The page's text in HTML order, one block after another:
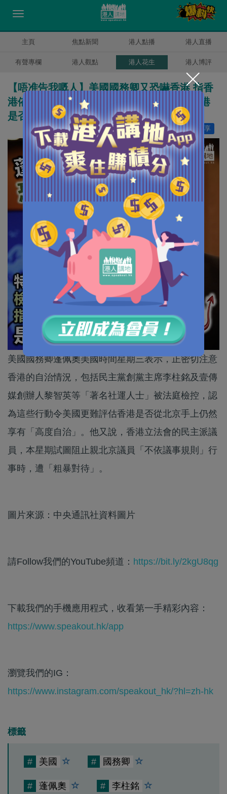
主頁 焦點新聞 港人點播 港人直播
有聲專欄 港人觀點 港人花生 港人博評
【唔准告我嘅人】美國國務卿又恐嚇香港 指香
港依法檢控黎智英等人、令美國更難評估香港
是否擁高度自治
分享
讚好 9
美國國務卿蓬佩奧美國時間星期三表示，正密切注意
香港的自治情況，包括民主黨創黨主席李柱銘及壹傳
媒創辦人黎智英等「著名社運人士」被法庭檢控，認
為這些行動令美國更難評估香港是否從北京手上仍然
享有「高度自治」。他又說，香港立法會的民主派議
員，本星期試圖阻止親北京議員「不依議事規則」行
事時，遭「粗暴對待」。
圖片來源：中央通訊社資料圖片
請Follow我們的YouTube頻道： https://bit.ly/2kgU8qg
下載我們的手機應用程式，收看第一手精彩內容：
https://www.speakout.hk/app
瀏覽我們的IG：
https://www.instagram.com/speakout_hk/?hl=zh-hk
標籤
# 美國 # 國務卿
# 蓬佩奧 # 李柱銘